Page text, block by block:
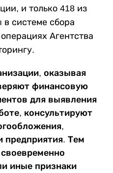
и только 418 из
в системе сбора
Агентства
оказывая
финансовую
для выявления
консультируют
предприятия. Тем
иные признаки